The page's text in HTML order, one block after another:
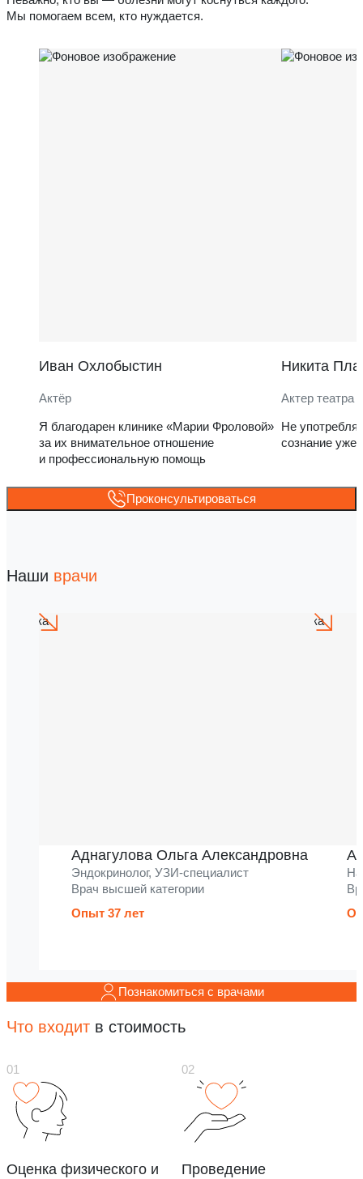
Мы помогаем всем, кто нуждается.
Иван Охлобыстин
Актёр
Я благодарен клинике «Марии Фроловой»
за их внимательное отношение
и профессиональную помощь
Никита
Актер театра
Не
сознание уже
Проконсультироваться
Наши врачи
Аднагулова Ольга Александровна
Эндокринолог, УЗИ-специалист
Врач высшей категории
Опыт 37 лет
Познакомиться с врачами
Что входит в стоимость
Оценка физического и
Проведение